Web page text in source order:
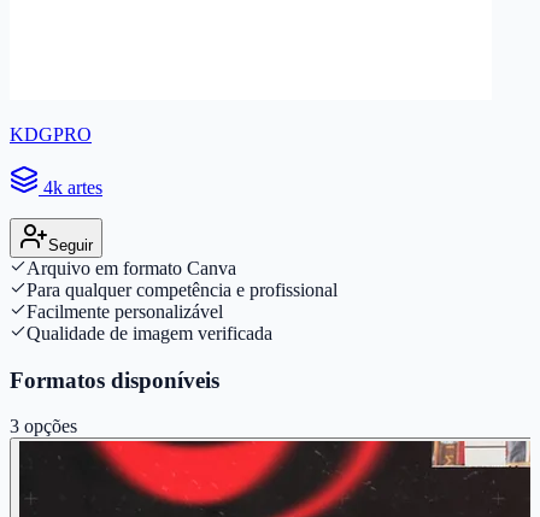
KDGPRO
4k artes
Seguir
Arquivo em formato Canva
Para qualquer competência e profissional
Facilmente personalizável
Qualidade de imagem verificada
Formatos disponíveis
3 opções